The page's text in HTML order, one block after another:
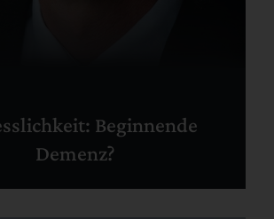
Beginnende
Demenz?